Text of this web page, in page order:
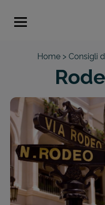
Home > Consigli